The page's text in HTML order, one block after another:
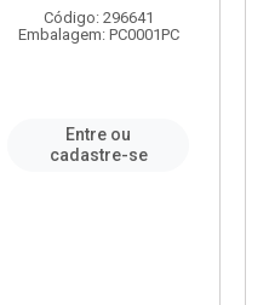
Código: 296641
Embalagem: PC0001PC
Entre ou
cadastre-se